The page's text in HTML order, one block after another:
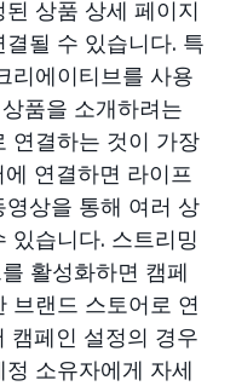
상품 상세 페이지
결될 수 있습니다. 특
리에이티브를 사용
품을 소개하려는
연결하는 것이 가장
연결하면 라이프
상을 통해 여러 상
있습니다. 스트리밍
활성화하면 캠페
브랜드 스토어로 연
캠페인 설정의 경우
소유자에게 자세